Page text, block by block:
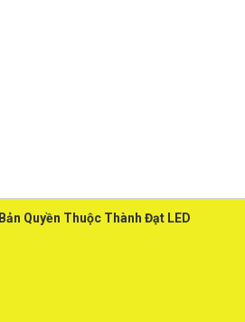
Bản Quyền Thuộc Thành Đạt LED